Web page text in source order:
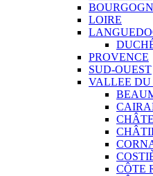
LOIRE
PROVENCE
SUD-OUEST
VALLEE DU
CÔTE